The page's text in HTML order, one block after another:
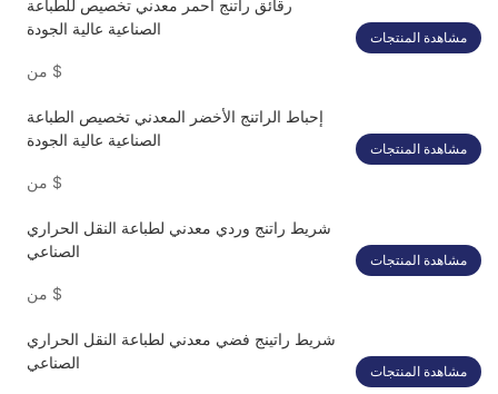
رقائق راتنج أحمر معدني تخصيص للطباعة
الصناعية عالية الجودة
$
مشاهدة المنتجات
إحباط الراتنج الأخضر المعدني تخصيص الطباعة
الصناعية عالية الجودة
$
مشاهدة المنتجات
شريط راتنج وردي معدني لطباعة النقل الحراري
الصناعي
$
مشاهدة المنتجات
شريط راتينج فضي معدني لطباعة النقل الحراري
الصناعي
مشاهدة المنتجات